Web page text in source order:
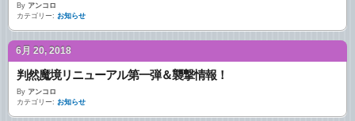
By アンコロ
カテゴリー: お知らせ
6月 20, 2018
判然魔境リニューアル第一弾＆襲撃情報！
By アンコロ
カテゴリー: お知らせ